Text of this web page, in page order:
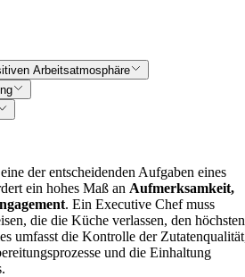
Arbeitsatmosphäre
der entscheidenden Aufgaben eines
ein hohes Maß an Aufmerksamkeit,
. Ein Executive Chef muss
die die Küche verlassen, den höchsten
umfasst die Kontrolle der
und die Einhaltung